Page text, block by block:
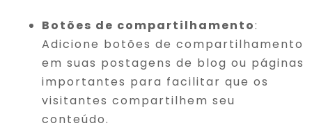
Botões de compartilhamento:
Adicione botões de compartilhamento
em suas postagens de blog ou páginas
importantes para facilitar que os
visitantes compartilhem seu
conteúdo.